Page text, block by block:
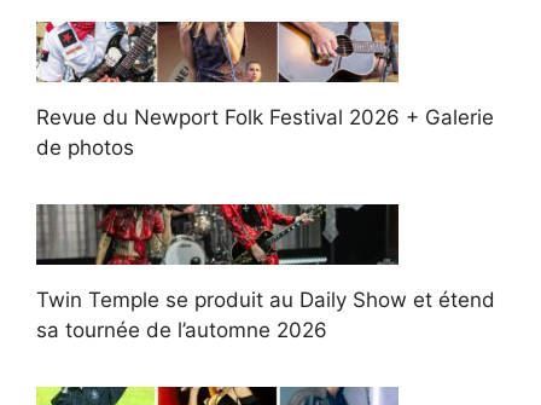
Revue du Newport Folk Festival 2026 + Galerie
de photos
Twin Temple se produit au Daily Show et étend
sa tournée de l’automne 2026